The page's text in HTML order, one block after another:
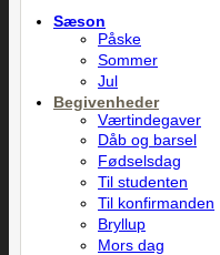
Sæson
Påske
Sommer
Jul
Begivenheder
Værtindegaver
Dåb og barsel
Fødselsdag
Til studenten
Til konfirmanden
Bryllup
Mors dag